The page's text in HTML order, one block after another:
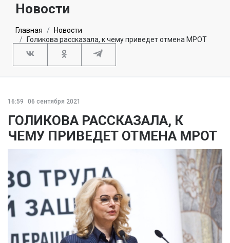
Новости
Главная
Новости
Голикова рассказала, к чему приведет отмена МРОТ
16:59 06 сентября 2021
ГОЛИКОВА РАССКАЗАЛА, К
ЧЕМУ ПРИВЕДЕТ ОТМЕНА МРОТ